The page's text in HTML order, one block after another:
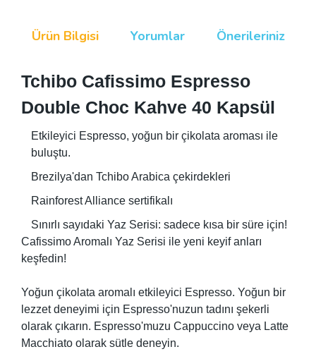
Ürün Bilgisi Yorumlar Önerileriniz
Tchibo Cafissimo Espresso
Double Choc Kahve 40 Kapsül
Etkileyici Espresso, yoğun bir çikolata aroması ile
buluştu.
Brezilya'dan Tchibo Arabica çekirdekleri
Rainforest Alliance sertifikalı
Sınırlı sayıdaki Yaz Serisi: sadece kısa bir süre için!
Cafissimo Aromalı Yaz Serisi ile yeni keyif anları
keşfedin!
Yoğun çikolata aromalı etkileyici Espresso. Yoğun bir
lezzet deneyimi için Espresso'nuzun tadını şekerli
olarak çıkarın. Espresso'muzu Cappuccino veya Latte
Macchiato olarak sütle deneyin.